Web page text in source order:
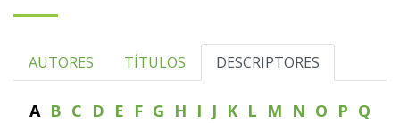
AUTORES TÍTULOS DESCRIPTORES
A B C D E F G H I J K L M N O P Q